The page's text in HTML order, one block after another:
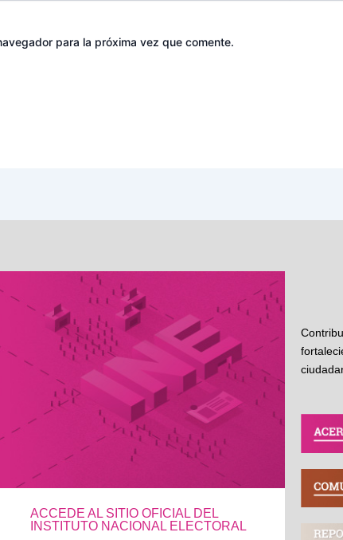
para la próxima vez que comente.
ACCEDE AL SITIO OFICIAL DEL
INSTITUTO NACIONAL ELECTORAL